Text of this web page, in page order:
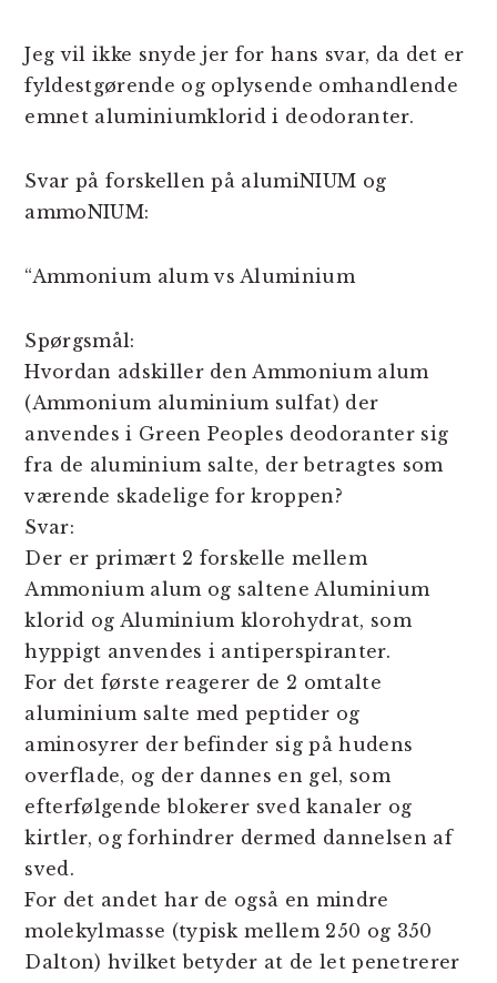
Jeg vil ikke snyde jer for hans svar, da det er
fyldestgørende og oplysende omhandlende
emnet aluminiumklorid i deodoranter.
Svar på forskellen på alumiNIUM og
ammoNIUM:
“Ammonium alum vs Aluminium
Spørgsmål:
Hvordan adskiller den Ammonium alum
(Ammonium aluminium sulfat) der
anvendes i Green Peoples deodoranter sig
fra de aluminium salte, der betragtes som
værende skadelige for kroppen?
Svar:
Der er primært 2 forskelle mellem
Ammonium alum og saltene Aluminium
klorid og Aluminium klorohydrat, som
hyppigt anvendes i antiperspiranter.
For det første reagerer de 2 omtalte
aluminium salte med peptider og
aminosyrer der befinder sig på hudens
overflade, og der dannes en gel, som
efterfølgende blokerer sved kanaler og
kirtler, og forhindrer dermed dannelsen af
sved.
For det andet har de også en mindre
molekylmasse (typisk mellem 250 og 350
Dalton) hvilket betyder at de let penetrerer